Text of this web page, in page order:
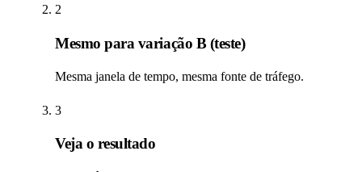
2
Mesmo para variação B (teste)
Mesma janela de tempo, mesma fonte de tráfego.
3
Veja o resultado